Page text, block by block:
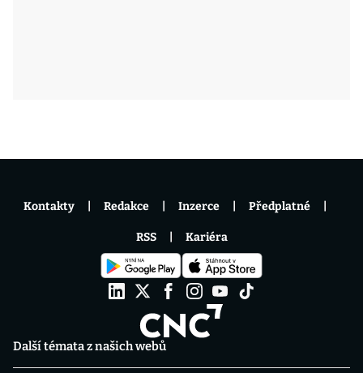
Další témata z našich webů
Kontakty Redakce Inzerce Předplatné
RSS Kariéra